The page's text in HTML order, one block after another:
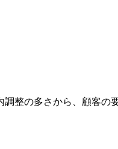
整の多さから、顧客の